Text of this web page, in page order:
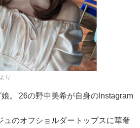
り
。'26の野中美希が自身のInstagram
ュのオフショルダートップスに華奢